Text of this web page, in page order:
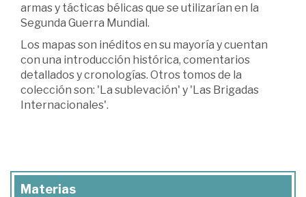
armas y tácticas bélicas que se utilizarían en la
Segunda Guerra Mundial.
Los mapas son inéditos en su mayoría y cuentan
con una introducción histórica, comentarios
detallados y cronologías. Otros tomos de la
colección son: 'La sublevación' y 'Las Brigadas
Internacionales'.
Materias